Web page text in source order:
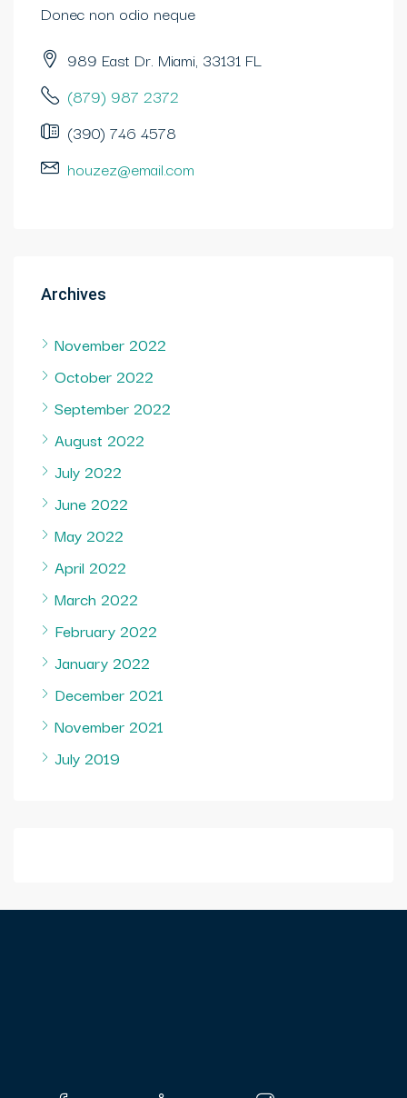
Donec non odio neque
989 East Dr. Miami, 33131 FL
(879) 987 2372
(390) 746 4578
houzez@email.com
Archives
November 2022
October 2022
September 2022
August 2022
July 2022
June 2022
May 2022
April 2022
March 2022
February 2022
January 2022
December 2021
November 2021
July 2019